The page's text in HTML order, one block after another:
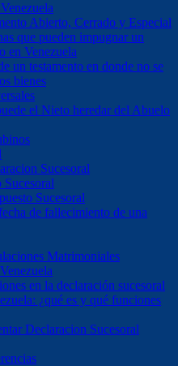
Abierto, Cerrado y Especial
que pueden impugnar un
en Venezuela
un testamento en donde no se
bienes
el Nieto heredar del Abuelo
Sucesoral
Sucesoral
de fallecimiento de una
Matrimoniales
en la declaración sucesoral
¿qué es y qué funciones
Declaracion Sucesoral